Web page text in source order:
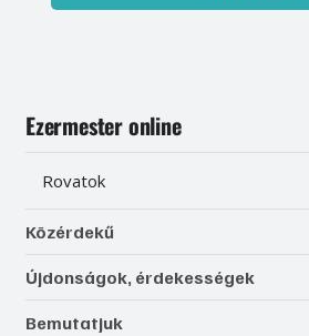
Ezermester online
Rovatok
Közérdekű
Újdonságok, érdekességek
Bemutatjuk